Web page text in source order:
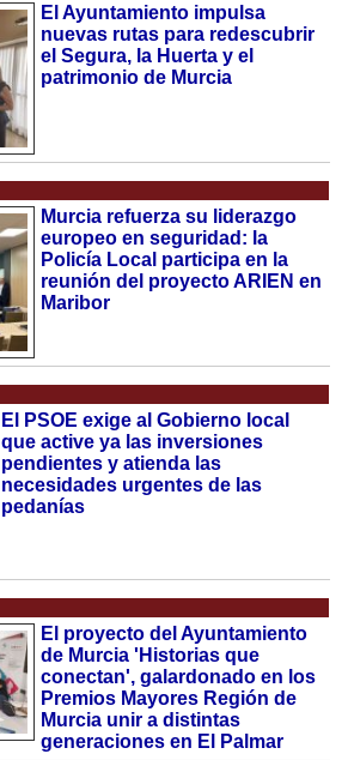
El Ayuntamiento impulsa
nuevas rutas para redescubrir
el Segura, la Huerta y el
patrimonio de Murcia
Murcia refuerza su liderazgo
europeo en seguridad: la
Policía Local participa en la
reunión del proyecto ARIEN en
Maribor
El PSOE exige al Gobierno local
que active ya las inversiones
pendientes y atienda las
necesidades urgentes de las
pedanías
El proyecto del Ayuntamiento
de Murcia 'Historias que
conectan', galardonado en los
Premios Mayores Región de
Murcia unir a distintas
generaciones en El Palmar